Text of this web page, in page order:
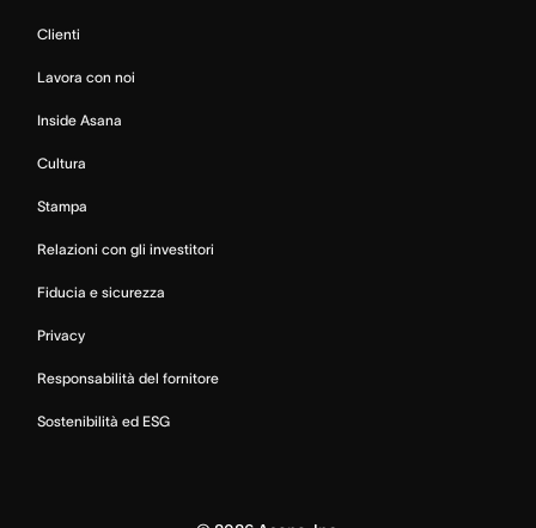
Clienti
Lavora con noi
Inside Asana
Cultura
Stampa
Relazioni con gli investitori
Fiducia e sicurezza
Privacy
Responsabilità del fornitore
Sostenibilità ed ESG